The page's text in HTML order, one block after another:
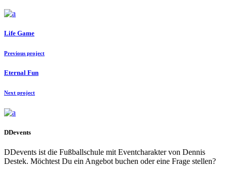
Life Game
Previous project
Eternal Fun
Next project
DDevents
DDevents ist die Fußballschule mit Eventcharakter von Dennis
Destek. Möchtest Du ein Angebot buchen oder eine Frage stellen?